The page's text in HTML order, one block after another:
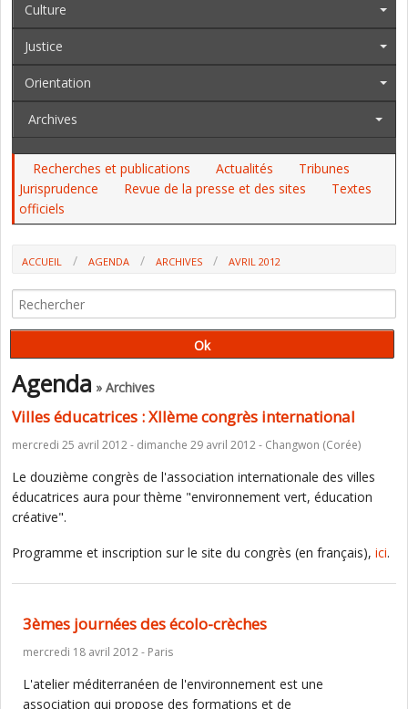
Culture
Justice
Orientation
Archives
Recherches et publications Actualités
Tribunes
Jurisprudence
Revue de la presse et des sites
Textes
officiels
ACCUEIL AGENDA ARCHIVES AVRIL 2012
Agenda » Archives
Villes éducatrices : XIIème congrès international
mercredi 25 avril 2012 - dimanche 29 avril 2012 - Changwon (Corée)
Le douzième congrès de l'association internationale des villes
éducatrices aura pour thème "environnement vert, éducation
créative".
Programme et inscription sur le site du congrès (en français), ici.
3èmes journées des écolo-crèches
mercredi 18 avril 2012 - Paris
L'atelier méditerranéen de l'environnement est une
association qui propose des formations et de